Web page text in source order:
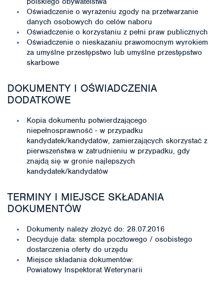
Oświadczenie o wyrażeniu zgody na przetwarzanie
danych osobowych do celów naboru
Oświadczenie o korzystaniu z pełni praw publicznych
Oświadczenie o nieskazaniu prawomocnym wyrokiem
za umyślne przestępstwo lub umyślne przestępstwo
skarbowe
DOKUMENTY I OŚWIADCZENIA
DODATKOWE
Kopia dokumentu potwierdzającego
niepełnosprawność - w przypadku
kandydatek/kandydatów, zamierzających skorzystać z
pierwszeństwa w zatrudnieniu w przypadku, gdy
znajdą się w gronie najlepszych
kandydatek/kandydatów
TERMINY I MIEJSCE SKŁADANIA
DOKUMENTÓW
Dokumenty należy złożyć do: 28.07.2016
Decyduje data: stempla pocztowego / osobistego
dostarczenia oferty do urzędu
Miejsce składania dokumentów:
Powiatowy Inspektorat Weterynarii